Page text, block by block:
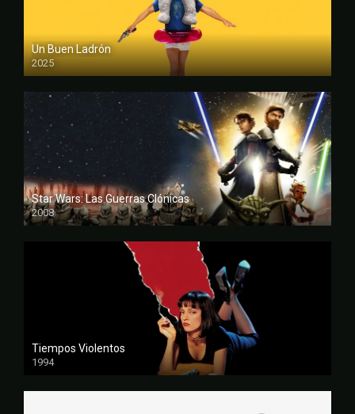
Un Buen Ladrón
2025
FULL HD
Star Wars: Las Guerras Clónicas
2008
FULL HD
Tiempos Violentos
1994
FULL HD